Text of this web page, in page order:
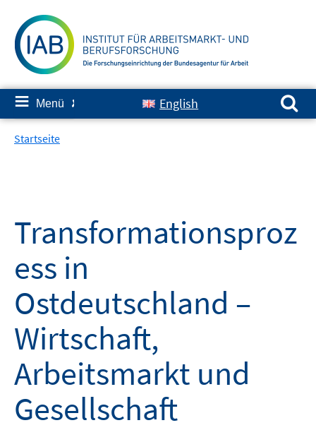
zum
Inhalt
≡ Menü ✘ English
Suchen nach:
Startseite
Transformationsproz
ess in
Ostdeutschland –
Wirtschaft,
Arbeitsmarkt und
Gesellschaft